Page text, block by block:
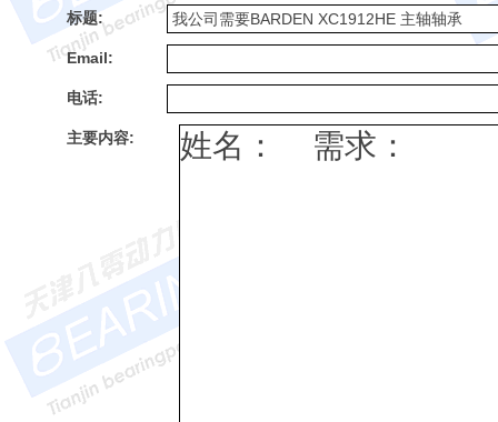
标题:
Email:
电话:
主要内容: